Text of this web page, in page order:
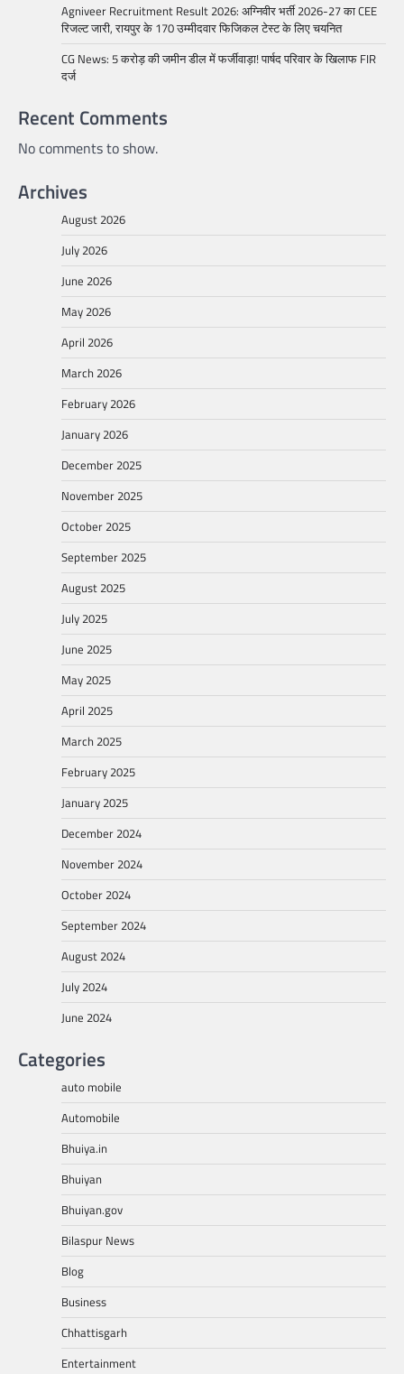
Agniveer Recruitment Result 2026: अग्निवीर भर्ती 2026-27 का CEE
रिजल्ट जारी, रायपुर के 170 उम्मीदवार फिजिकल टेस्ट के लिए चयनित
CG News: 5 करोड़ की जमीन डील में फर्जीवाड़ा! पार्षद परिवार के खिलाफ FIR
दर्ज
Recent Comments
No comments to show.
Archives
August 2026
July 2026
June 2026
May 2026
April 2026
March 2026
February 2026
January 2026
December 2025
November 2025
October 2025
September 2025
August 2025
July 2025
June 2025
May 2025
April 2025
March 2025
February 2025
January 2025
December 2024
November 2024
October 2024
September 2024
August 2024
July 2024
June 2024
Categories
auto mobile
Automobile
Bhuiya.in
Bhuiyan
Bhuiyan.gov
Bilaspur News
Blog
Business
Chhattisgarh
Entertainment